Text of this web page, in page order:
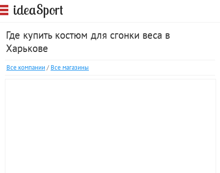
ideaSport
Где купить костюм для сгонки веса в
Харькове
Все компании / Все магазины